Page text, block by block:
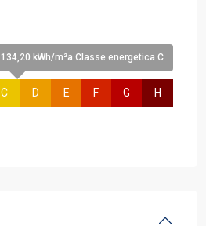
134,20 kWh/m²a Classe energetica C
C D E F G H